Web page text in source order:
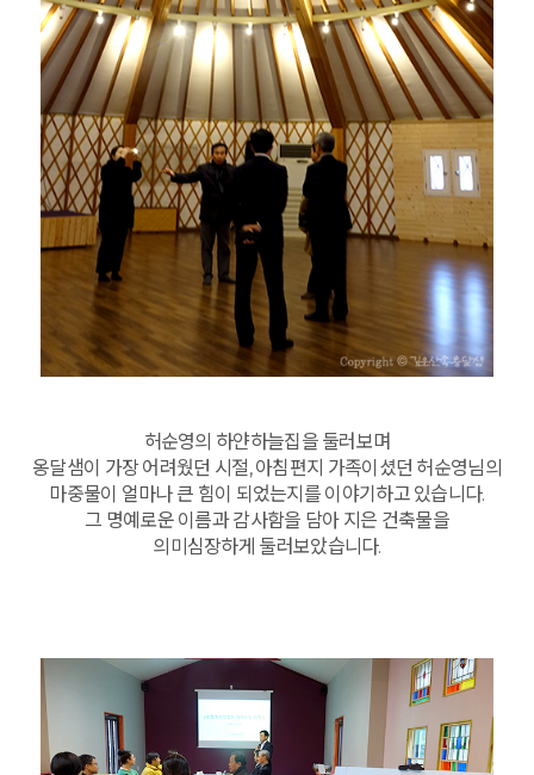
허순영의 하얀하늘집을 둘러보며
옹달샘이 가장 어려웠던 시절, 아침편지 가족이셨던 허순영님의
마중물이 얼마나 큰 힘이 되었는지를 이야기하고 있습니다.
그 명예로운 이름과 감사함을 담아 지은 건축물을
의미심장하게 둘러보았습니다.